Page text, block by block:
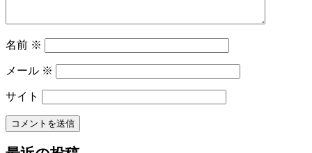
名前 ※
メール ※
サイト